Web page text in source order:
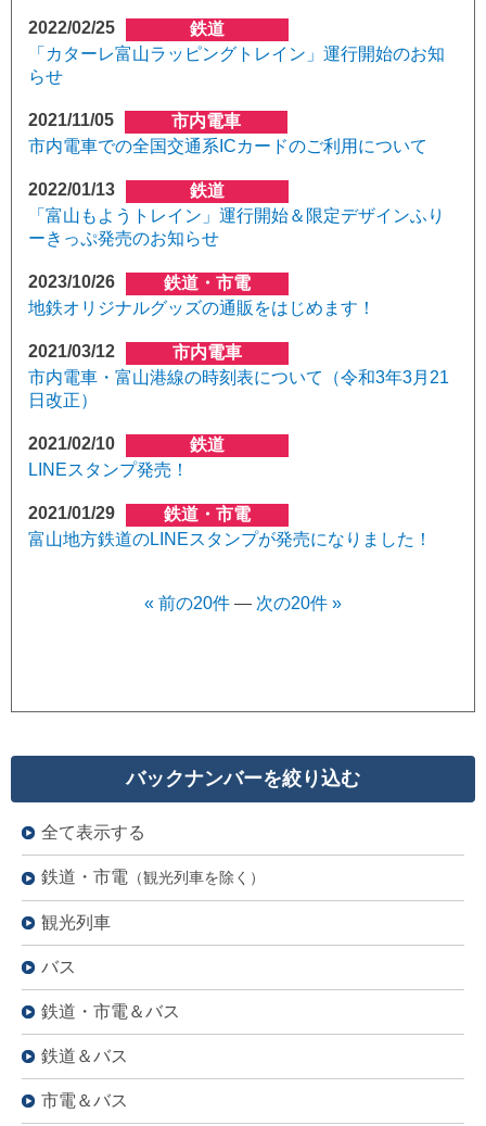
2022/02/25
鉄道
「カターレ富山ラッピングトレイン」運行開始のお知
らせ
2021/11/05
市内電車
市内電車での全国交通系ICカードのご利用について
2022/01/13
鉄道
「富山もようトレイン」運行開始＆限定デザインふり
ーきっぷ発売のお知らせ
2023/10/26
鉄道・市電
地鉄オリジナルグッズの通販をはじめます！
2021/03/12
市内電車
市内電車・富山港線の時刻表について（令和3年3月21
日改正）
2021/02/10
鉄道
LINEスタンプ発売！
2021/01/29
鉄道・市電
富山地方鉄道のLINEスタンプが発売になりました！
« 前の20件 — 次の20件 »
バックナンバーを絞り込む
全て表示する
鉄道・市電 （観光列車を除く）
観光列車
バス
鉄道・市電＆バス
鉄道＆バス
市電＆バス